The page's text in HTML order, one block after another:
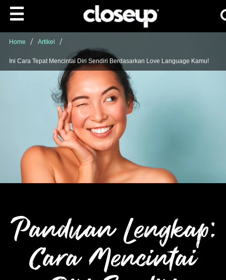
Skip to content
Home Artikel
Ini Cara Tepat Mencintai Diri Sendiri Berdasarkan Love Language Kamu!
Panduan Lengkap:
Cara Mencintai